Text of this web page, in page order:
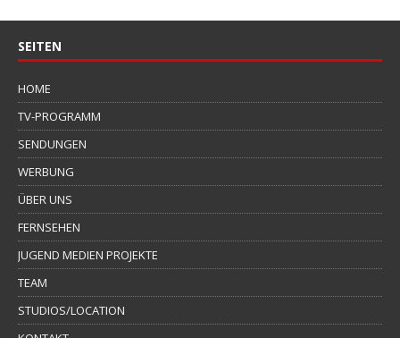
SEITEN
HOME
TV-PROGRAMM
SENDUNGEN
WERBUNG
ÜBER UNS
FERNSEHEN
JUGEND MEDIEN PROJEKTE
TEAM
STUDIOS/LOCATION